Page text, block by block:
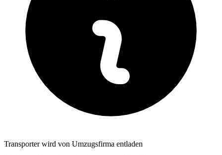
Transporter wird von Umzugsfirma entladen